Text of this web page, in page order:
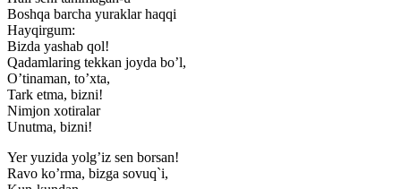
Boshqa barcha yuraklar haqqi
Hayqirgum:
Bizda yashab qol!
Qadamlaring tekkan joyda bo’l,
O’tinaman, to’xta,
Tark etma, bizni!
Nimjon xotiralar
Unutma, bizni!
Yer yuzida yolg’iz sen borsan!
Ravo ko’rma, bizga sovuq`i,